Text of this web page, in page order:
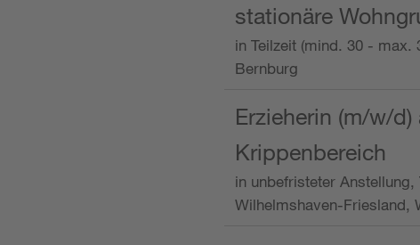
stationäre
in Teilzeit (mind. 30 - max.
Bernburg
Erzieherin (m/w/
Krippenbereich
in unbefristeter
Wilhelmshaven-Friesland,